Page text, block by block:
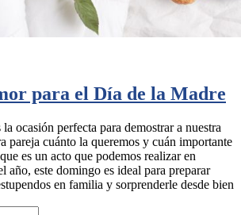
para el Día de la Madre
ocasión perfecta para demostrar a nuestra
pareja cuánto la queremos y cuán importante
es un acto que podemos realizar en
año, este domingo es ideal para preparar
en familia y sorprenderle desde bien